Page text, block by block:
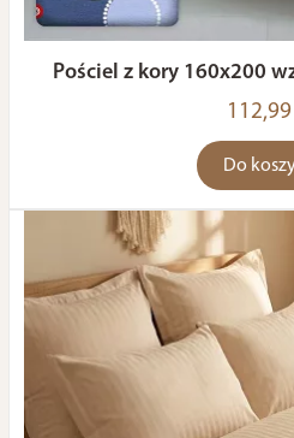
Pościel z kory 160x200
112,99
Do